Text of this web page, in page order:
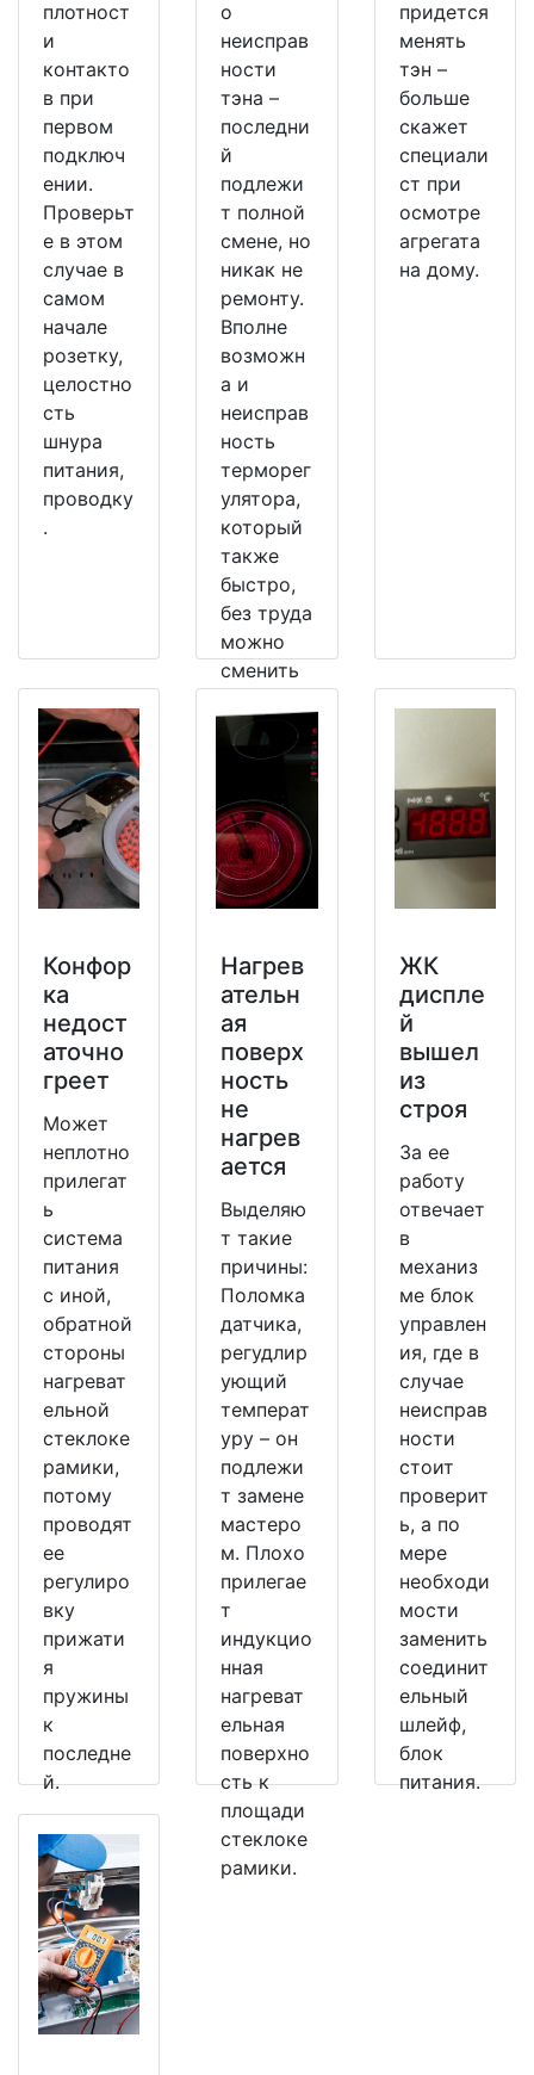
плотност
и
контакто
в при
первом
подключ
ении.
Проверьт
е в этом
случае в
самом
начале
розетку,
целостно
сть
шнура
питания,
проводку
.
о
неисправ
ности
тэна –
последни
й
подлежи
т полной
смене, но
никак не
ремонту.
Вполне
возможн
а и
неисправ
ность
терморег
улятора,
который
также
быстро,
без труда
можно
сменить
рабочий.
придется
менять
тэн –
больше
скажет
специали
ст при
осмотре
агрегата
на дому.
Конфор
ка
недост
аточно
греет
Может
неплотно
прилегат
ь
система
питания
с иной,
обратной
стороны
нагреват
ельной
стеклоке
рамики,
потому
проводят
ее
регулиро
вку
прижати
я
пружины
к
последне
й.
Нагрев
ательн
ая
поверх
ность
не
нагрев
ается
Выделяю
т такие
причины:
Поломка
датчика,
регудлир
ующий
температ
уру – он
подлежи
т замене
мастеро
м. Плохо
прилегае
т
индукцио
нная
нагреват
ельная
поверхно
сть к
площади
стеклоке
рамики.
ЖК
диспле
й
вышел
из
строя
За ее
работу
отвечает
в
механиз
ме блок
управлен
ия, где в
случае
неисправ
ности
стоит
проверит
ь, а по
мере
необходи
мости
заменить
соединит
ельный
шлейф,
блок
питания.